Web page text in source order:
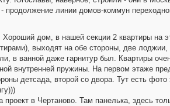
линии домов-коммун
дом, в нашей секции 2 квартиры на
выходят на обе стороны, две
в ванной даже гарнитур был. Квартиры
внутренней пружины. На первом этаже
детсада, второй со двора. Тут есть фото
в Чертаново. Там панелька, здесь